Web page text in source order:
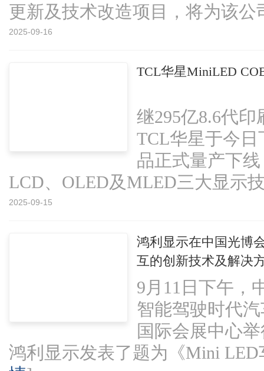
更新及技术改造项目，将为该
2025-09-16
TCL华星MiniLED
继295亿8.6代
TCL华星于今
品正式量产下
LCD、OLED及MLED三大显示
2025-09-15
鸿利显示在中国光博
互的创新技术及解决
9月11日下午，
智能驾驶时代
国际会展中心
鸿利显示发表了题为《Mini